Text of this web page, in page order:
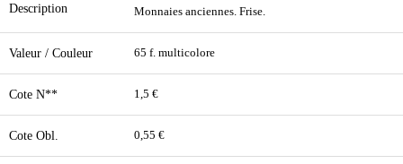
Description Monnaies anciennes. Frise.
Valeur / Couleur 65 f. multicolore
Cote N** 1,5 €
Cote Obl. 0,55 €